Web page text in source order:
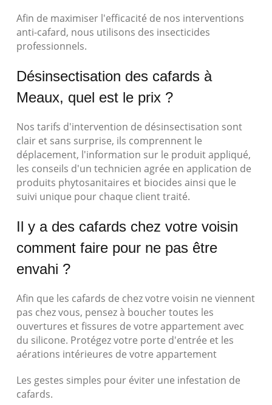
Afin de maximiser l'efficacité de nos interventions
anti-cafard, nous utilisons des insecticides
professionnels.
Désinsectisation des cafards à
Meaux, quel est le prix ?
Nos tarifs d'intervention de désinsectisation sont
clair et sans surprise, ils comprennent le
déplacement, l'information sur le produit appliqué,
les conseils d'un technicien agrée en application de
produits phytosanitaires et biocides ainsi que le
suivi unique pour chaque client traité.
Il y a des cafards chez votre voisin
comment faire pour ne pas être
envahi ?
Afin que les cafards de chez votre voisin ne viennent
pas chez vous, pensez à boucher toutes les
ouvertures et fissures de votre appartement avec
du silicone. Protégez votre porte d'entrée et les
aérations intérieures de votre appartement
Les gestes simples pour éviter une infestation de
cafards.